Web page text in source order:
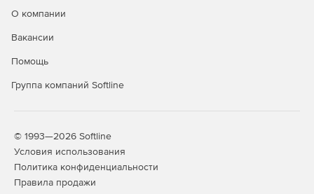
О компании
Вакансии
Помощь
Группа компаний Softline
© 1993—2026 Softline
Условия использования
Политика конфиденциальности
Правила продажи